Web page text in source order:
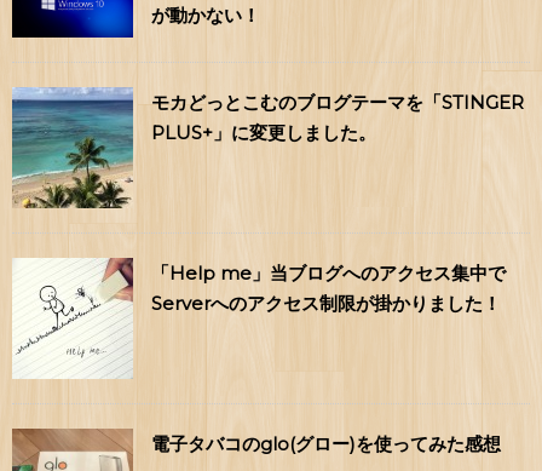
が動かない！
モカどっとこむのブログテーマを「STINGER
PLUS+」に変更しました。
「Help me」当ブログへのアクセス集中で
Serverへのアクセス制限が掛かりました！
電子タバコのglo(グロー)を使ってみた感想